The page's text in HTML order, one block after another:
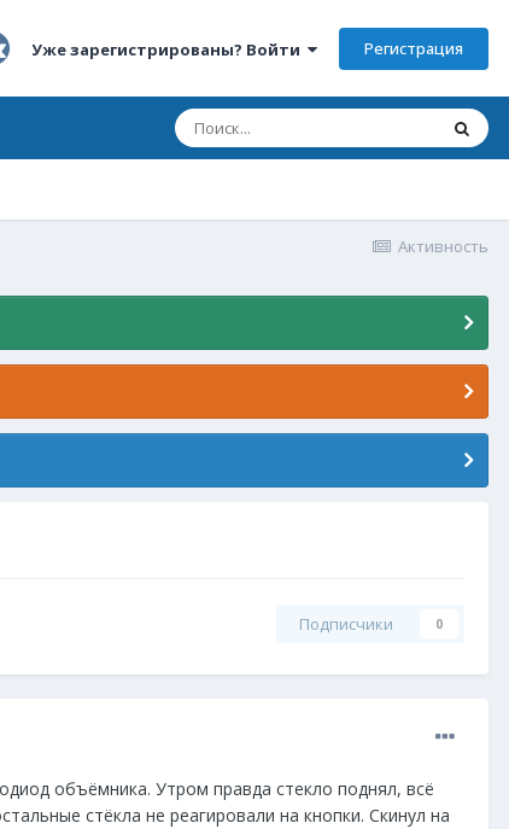
Уже зарегистрированы? Войти Регистрация
Активность
Подписчики 0
объёмника. Утром правда стекло поднял, всё
стёкла не реагировали на кнопки. Скинул на